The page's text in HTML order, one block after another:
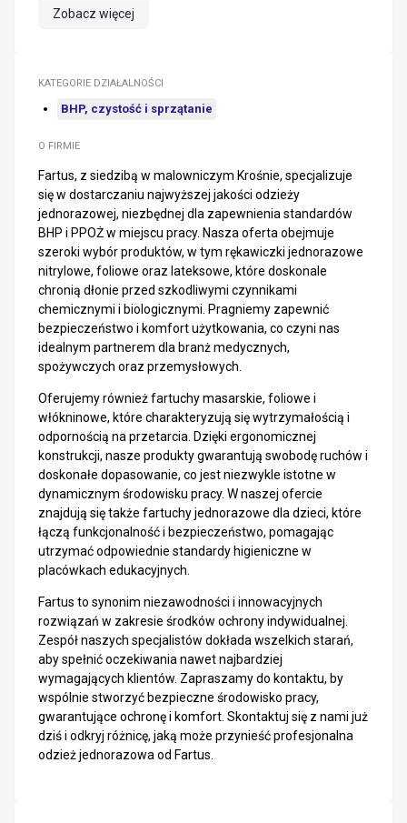
Zobacz więcej
O FIRMIE
Fartus, z siedzibą w malowniczym Krośnie, specjalizuje
się w dostarczaniu najwyższej jakości odzieży
jednorazowej, niezbędnej dla zapewnienia standardów
BHP i PPOŻ w miejscu pracy. Nasza oferta obejmuje
szeroki wybór produktów, w tym rękawiczki jednorazowe
nitrylowe, foliowe oraz lateksowe, które doskonale
chronią dłonie przed szkodliwymi czynnikami
chemicznymi i biologicznymi. Pragniemy zapewnić
bezpieczeństwo i komfort użytkowania, co czyni nas
idealnym partnerem dla branż medycznych,
spożywczych oraz przemysłowych.
Oferujemy również fartuchy masarskie, foliowe i
włókninowe, które charakteryzują się wytrzymałością i
odpornością na przetarcia. Dzięki ergonomicznej
konstrukcji, nasze produkty gwarantują swobodę ruchów i
doskonałe dopasowanie, co jest niezwykle istotne w
dynamicznym środowisku pracy. W naszej ofercie
znajdują się także fartuchy jednorazowe dla dzieci, które
łączą funkcjonalność i bezpieczeństwo, pomagając
utrzymać odpowiednie standardy higieniczne w
placówkach edukacyjnych.
Fartus to synonim niezawodności i innowacyjnych
rozwiązań w zakresie środków ochrony indywidualnej.
Zespół naszych specjalistów dokłada wszelkich starań,
aby spełnić oczekiwania nawet najbardziej
wymagających klientów. Zapraszamy do kontaktu, by
wspólnie stworzyć bezpieczne środowisko pracy,
gwarantujące ochronę i komfort. Skontaktuj się z nami już
dziś i odkryj różnicę, jaką może przynieść profesjonalna
odzież jednorazowa od Fartus.
KATEGORIE DZIAŁALNOŚCI
BHP, czystość i sprzątanie